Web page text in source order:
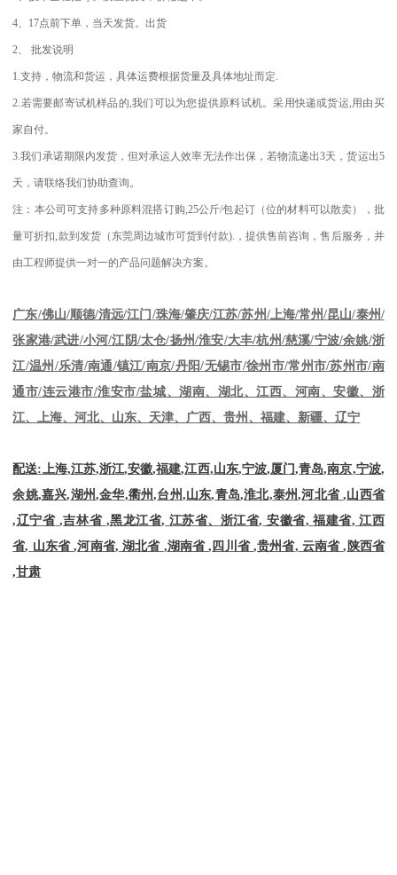
4、 17点前下单，当天发货。出货
2、批发说明
1.支持，物流和货运，具体运费根据货量及具体地址而定.
2.若需要邮寄试机样品的,我们可以为您提供原料试机。采用快递或货运,用由买
家自付。
3.我们承诺期限内发货，但对承运人效率无法作出保，若物流递出3天，货运出5
天，请联络我们协助查询。
注：本公司可支持多种原料混搭订购,25公斤/包起订（位的材料可以散卖），批
量可折扣,款到发货（东莞周边城市可货到付款). ，提供售前咨询，售后服务，并
由工程师提供一对一的产品问题解决方案。
广东/佛山/顺德/清远/江门 /珠海/肇庆/江苏/苏州/上海/常州/昆山/泰州/
张家港/武进/小河/江阴/太仓/扬州/淮安/大丰/杭州/慈溪/宁波/余姚/浙
江/温州/乐清/南通/镇江/南京/丹阳/无锡市/徐州市/常州市/苏州市/南
通市/连云港市/淮安市/盐城、湖南、湖北、江西、河南、安徽、浙
江、上海、河北、山东、天津、广西、贵州、福建、新疆、辽宁
配送: 上海,江苏,浙江,安徽,福建,江西,山东,宁波,厦门,青岛,南京,宁波,
余姚,嘉兴,湖州,金华,衢州,台州,山东,青岛,淮北,泰州,河北省 ,山西省
,辽宁省 ,吉林省 ,黑龙江省, 江苏省、浙江省, 安徽省, 福建省, 江西
省, 山东省 ,河南省, 湖北省 ,湖南省 , 四川省 ,贵州省, 云南省 , 陕西省
,甘肃